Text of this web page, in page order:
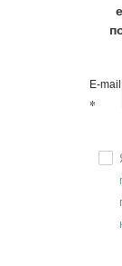
E-mail
*